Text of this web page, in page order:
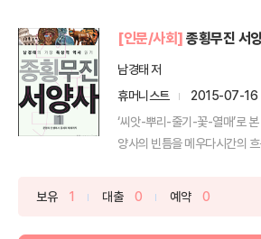
[인문/사회] 종횡무진 서
남경태 저
휴머니스트
2015-07-16
‘씨앗-뿌리-줄기-꽃-열매’로
양사의 빈틈을 메우다시간의
보유 1 대출 0 예약 0